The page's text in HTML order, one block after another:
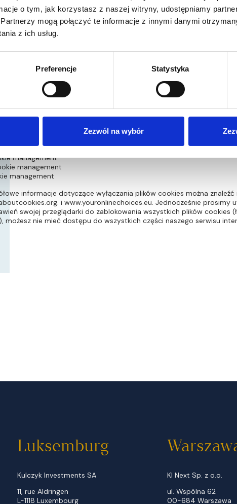
o tym, jak korzystasz z naszej witryny, udostępniamy
mogą połączyć te informacje z innymi danymi
z ich usług.
Preferencje Statystyka
Zezwól na wybór
są powiązane ze stroną Kulczyk Investments. Niektóre z naszych
osadzone treści, takie jak Google Analytics, w związku z tym
z tych stron internetowych. KI One SA nie ma nadzoru nad
uzyskać więcej informacji dotyczących polityki plików cookies i
trzecich, prosimy o odwiedzenie ich stron internetowych.
ustawień dotyczących plików cookies
które w większości przeglądarek znajduje się na pasku narzędzi,
w swojej przeglądarce ustawienia dotyczące plików cookies,
Poniżej znajdują się proste wytyczne, jak można dokonać tych
internetowych można znaleźć pod poniższymi adresami:
management
management
management
management
informacje dotyczące wyłączania plików cookies można znaleźć
. iwww.youronlinechoices.eu. Jednocześnie prosimy
swojej przeglądarki do zablokowania wszystkich plików cookies
możesz nie mieć dostępu do wszystkich części naszego serwisu
Luksemburg
Kulczyk Investments SA
11, rue Aldringen
L-1118 Luxembourg
KI Next Sp. z o.o.
ul. Wspólna 62
00-684 Warszawa